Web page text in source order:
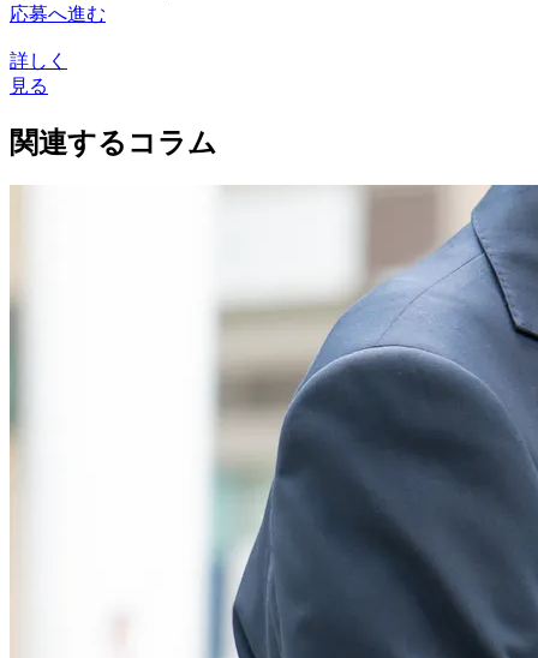
応募へ進む
詳しく
見る
関連するコラム